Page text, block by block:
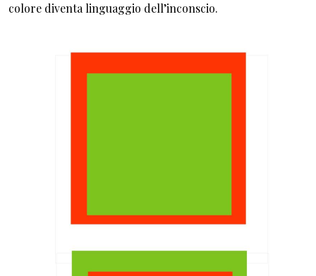
colore diventa linguaggio dell’inconscio.